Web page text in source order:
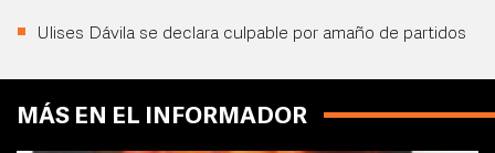
Ulises Dávila se declara culpable por amaño de partidos
MÁS EN EL INFORMADOR